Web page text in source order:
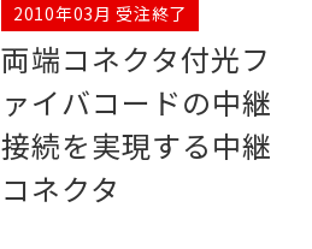
2010年03月 受注終了
両端コネクタ付光フ
ァイバコードの中継
接続を実現する中継
コネクタ